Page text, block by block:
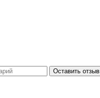
Оставить отзыв